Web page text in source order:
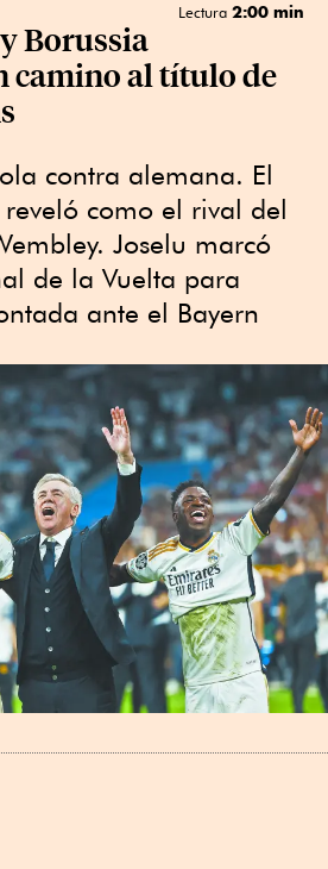
Lectura 2:00 min
Borussia
camino al título de
contra alemana. El
reveló como el rival del
Joselu marcó
de la Vuelta para
ante el Bayern